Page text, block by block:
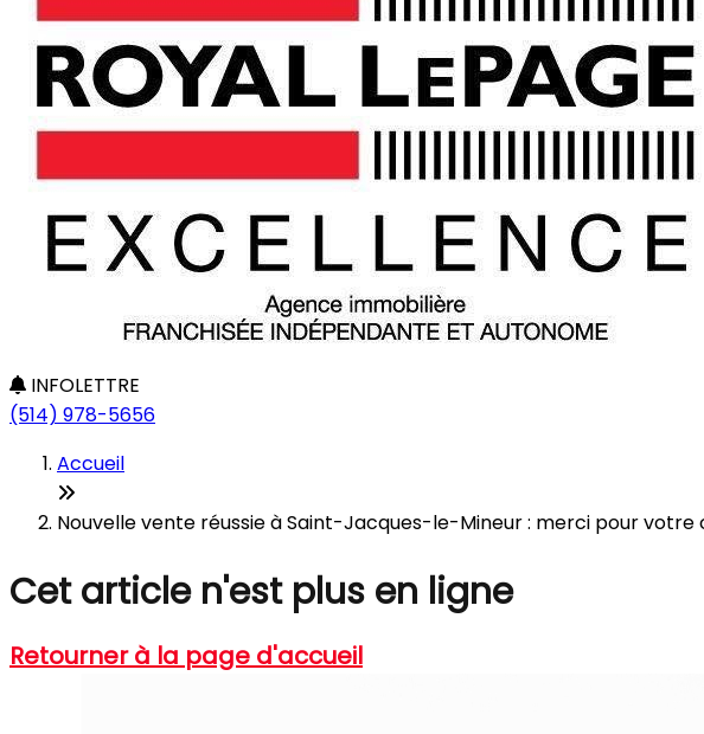
INFOLETTRE
(514) 978-5656
Accueil
Nouvelle vente réussie à Saint-Jacques-le-Mineur : merci pour votre
Cet article n'est plus en ligne
Retourner à la page d'accueil